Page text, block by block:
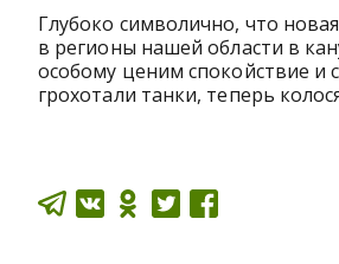
Глубоко символично, что
в регионы нашей области в
особому ценим спокойствие и
грохотали танки, теперь